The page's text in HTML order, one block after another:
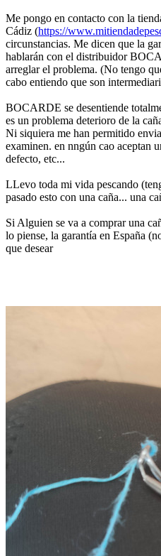
Me pongo en contacto con la
Cádiz (https://
circunstancias. Me dicen que la
hablarán con el distribuidor
arreglar el problema. (No tengo
cabo entiendo que son
BOCARDE se desentiende
es un problema deterioro de la
Ni siquiera me han permitido
examinen. en nngún cao aceptan
defecto, etc...
LLevo toda mi vida pescando
pasado esto con una caña... una
Si Alguien se va a comprar una
lo piense, la garantía en España
que desear